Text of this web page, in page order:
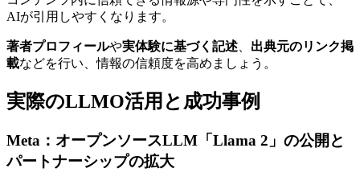
AIが引用しやすくなります。
著者プロフィールや実体験に基づく記述
出典元のリンク掲
載などを行い、情報の信頼度を高めましょう。
実際のLLMO活用と成功事例
Meta：オープンソースLLM「Llama 2」の公開と
パートナーシップの拡大